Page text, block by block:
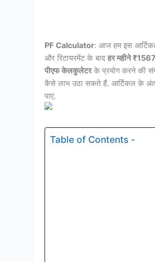
PF Calculator: आज हम इस
और रिटायरमेंट के बाद हर महीने
पीएफ केलकुलेटरके प्रयोग करने की
कैसे लाभ उठा सकते हैं. आर्टिकल के
पाए.
Table of Contents -